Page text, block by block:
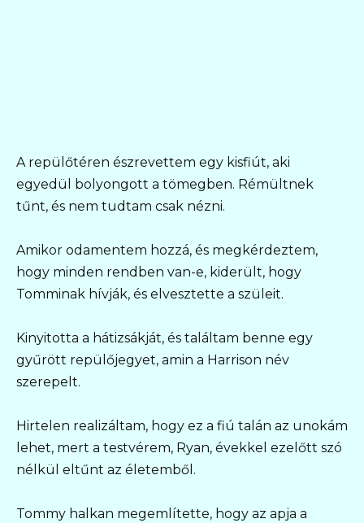
A repülőtéren észrevettem egy kisfiút, aki
egyedül bolyongott a tömegben. Rémültnek
tűnt, és nem tudtam csak nézni.
Amikor odamentem hozzá, és megkérdeztem,
hogy minden rendben van-e, kiderült, hogy
Tomminak hívják, és elvesztette a szüleit.
Kinyitotta a hátizsákját, és találtam benne egy
gyűrött repülőjegyet, amin a Harrison név
szerepelt.
Hirtelen realizáltam, hogy ez a fiú talán az unokám
lehet, mert a testvérem, Ryan, évekkel ezelőtt szó
nélkül eltűnt az életemből.
Tommy halkan megemlítette, hogy az apja a